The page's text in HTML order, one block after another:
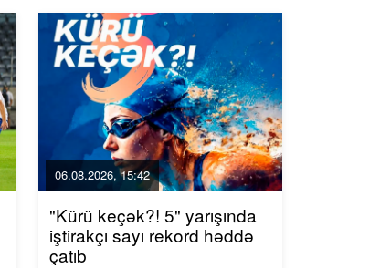
06.08.2026, 15:42
"Kürü keçək?! 5" yarışında
iştirakçı sayı rekord həddə
çatıb